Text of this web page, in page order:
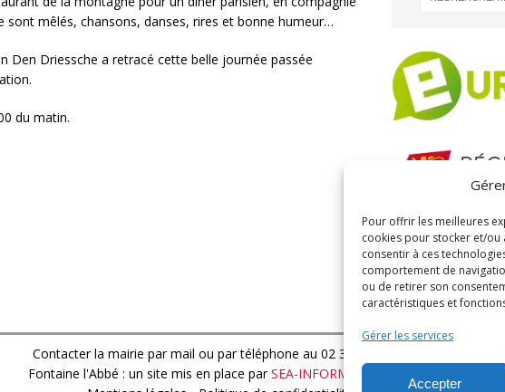
Pour offrir les meilleures
cookies pour stocker et/ou
consentir à ces
comportement de
ou de retirer son
caractéristiques et
Gérer les services
Accepter
sont mêlés, chansons, danses, rires et bonne humeur…
Den Driessche a retracé cette belle journée passée
du matin.
ARCHIVES
Contacter la mairie par mail ou par téléphone au 02 32 44 13 15
Fontaine l'Abbé : un site mis en place parSEA-INFORMATIQUE.FR